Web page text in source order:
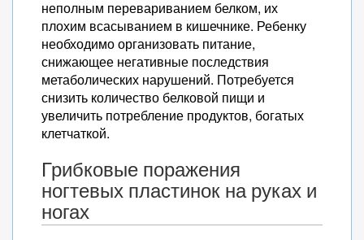
неполным перевариванием белком, их
плохим всасыванием в кишечнике. Ребенку
необходимо организовать питание,
снижающее негативные последствия
метаболических нарушений. Потребуется
снизить количество белковой пищи и
увеличить потребление продуктов, богатых
клетчаткой.
Грибковые поражения
ногтевых пластинок на руках и
ногах